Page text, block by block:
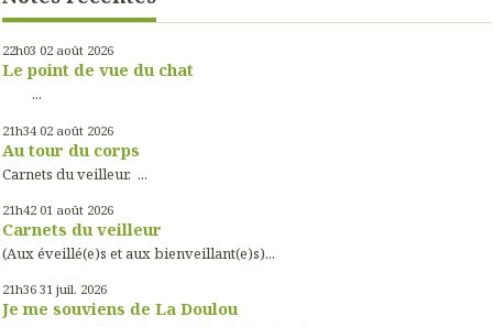
22h03 02 août 2026
Le point de vue du chat
...
21h34 02 août 2026
Au tour du corps
Carnets du veilleur. ...
21h42 01 août 2026
Carnets du veilleur
(Aux éveillé(e)s et aux bienveillant(e)s)...
21h36 31 juil. 2026
Je me souviens de La Doulou